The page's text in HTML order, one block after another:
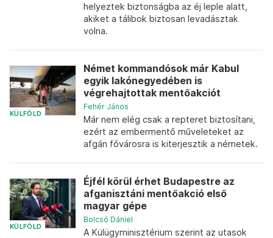
helyeztek biztonságba az éj leple alatt,
akiket a tálibok biztosan levadásztak
volna.
KÜLFÖLD
Német kommandósok már Kabul
egyik lakónegyedében is
végrehajtottak mentőakciót
Fehér János
Már nem elég csak a repteret biztosítani,
ezért az embermentő műveleteket az
afgán fővárosra is kiterjesztik a németek.
KÜLFÖLD
Éjfél körül érhet Budapestre az
afganisztáni mentőakció első
magyar gépe
Bolcsó Dániel
A Külügyminisztérium szerint az utasok